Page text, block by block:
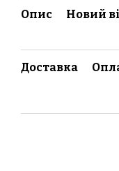
Опис Новий
Доставка